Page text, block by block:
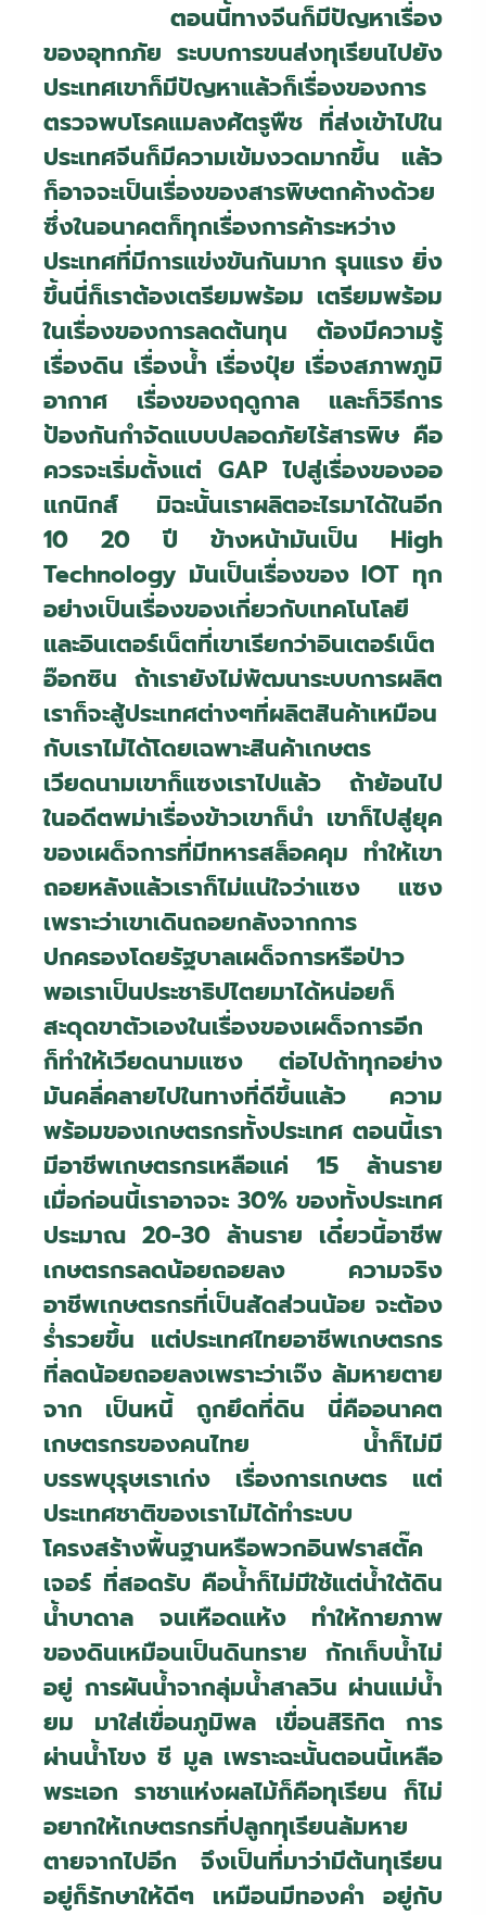
ตอนนี้ทางจีนก็มีปัญหาเรื่อง
ของอุทกภัย ระบบการขนส่งทุเรียนไปยัง
ประเทศเขาก็มีปัญหาแล้วก็เรื่องของการ
ตรวจพบโรคแมลงศัตรูพืช ที่ส่งเข้าไปใน
ประเทศจีนก็มีความเข้มงวดมากขึ้น แล้ว
ก็อาจจะเป็นเรื่องของสารพิษตกค้างด้วย
ซึ่งในอนาคตก็ทุกเรื่องการค้าระหว่าง
ประเทศที่มีการแข่งขันกันมาก รุนแรง ยิ่ง
ขึ้นนี่ก็เราต้องเตรียมพร้อม เตรียมพร้อม
ในเรื่องของการลดต้นทุน ต้องมีความรู้
เรื่องดิน เรื่องน้ำ เรื่องปุ๋ย เรื่องสภาพภูมิ
อากาศ เรื่องของฤดูกาล และก็วิธีการ
ป้องกันกำจัดแบบปลอดภัยไร้สารพิษ คือ
ควรจะเริ่มตั้งแต่ GAPไปสู่เรื่องของออ
แกนิกส์ มิฉะนั้นเราผลิตอะไรมาได้ในอีก
10 20 ปี ข้างหน้ามันเป็น High
Technology มันเป็นเรื่องของ IOT ทุก
อย่างเป็นเรื่องของเกี่ยวกับเทคโนโลยี
และอินเตอร์เน็ตที่เขาเรียกว่าอินเตอร์เน็ต
อ๊อกซิน ถ้าเรายังไม่พัฒนาระบบการผลิต
เราก็จะสู้ประเทศต่างๆที่ผลิตสินค้าเหมือน
กับเราไม่ได้โดยเฉพาะสินค้าเกษตร
เวียดนามเขาก็แซงเราไปแล้ว ถ้าย้อนไป
ในอดีตพม่าเรื่องข้าวเขาก็นำ เขาก็ไปสู่ยุค
ของเผด็จการที่มีทหารสล็อคคุม ทำให้เขา
ถอยหลังแล้วเราก็ไม่แน่ใจว่าแซง แซง
เพราะว่าเขาเดินถอยกลังจากการ
ปกครองโดยรัฐบาลเผด็จการหรือป่าว
พอเราเป็นประชาธิปไตยมาได้หน่อยก็
สะดุดขาตัวเองในเรื่องของเผด็จการอีก
ก็ทำให้เวียดนามแซง ต่อไปถ้าทุกอย่าง
มันคลี่คลายไปในทางที่ดีขึ้นแล้ว ความ
พร้อมของเกษตรกรทั้งประเทศ ตอนนี้เรา
มีอาชีพเกษตรกรเหลือแค่ 15 ล้านราย
เมื่อก่อนนี้เราอาจจะ 30% ของทั้งประเทศ
ประมาณ 20-30 ล้านราย เดี๋ยวนี้อาชีพ
เกษตรกรลดน้อยถอยลง ความจริง
อาชีพเกษตรกรที่เป็นสัดส่วนน้อย จะต้อง
ร่ำรวยขึ้น แต่ประเทศไทยอาชีพเกษตรกร
ที่ลดน้อยถอยลงเพราะว่าเจ๊ง ล้มหายตาย
จาก เป็นหนี้ ถูกยึดที่ดิน นี่คืออนาคต
เกษตรกรของคนไทย น้ำก็ไม่มี
บรรพบุรุษเราเก่ง เรื่องการเกษตร แต่
ประเทศชาติของเราไม่ได้ทำระบบ
โครงสร้างพื้นฐานหรือพวกอินฟราสตั๊ค
เจอร์ ที่สอดรับ คือน้ำก็ไม่มีใช้แต่น้ำใต้ดิน
น้ำบาดาล จนเหือดแห้ง ทำให้กายภาพ
ของดินเหมือนเป็นดินทราย กักเก็บน้ำไม่
อยู่ การผันน้ำจากลุ่มน้ำสาลวิน ผ่านแม่น้ำ
ยม มาใส่เขื่อนภูมิพล เขื่อนสิริกิต การ
ผ่านน้ำโขง ชี มูล เพราะฉะนั้นตอนนี้เหลือ
พระเอก ราชาแห่งผลไม้ก็คือทุเรียน ก็ไม่
อยากให้เกษตรกรที่ปลูกทุเรียนล้มหาย
ตายจากไปอีก จึงเป็นที่มาว่ามีต้นทุเรียน
อยู่ก็รักษาให้ดีๆ เหมือนมีทองคำ อยู่กับ